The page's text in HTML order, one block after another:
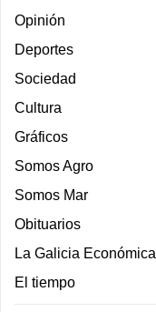
Opinión
Deportes
Sociedad
Cultura
Gráficos
Somos Agro
Somos Mar
Obituarios
La Galicia Económica
El tiempo